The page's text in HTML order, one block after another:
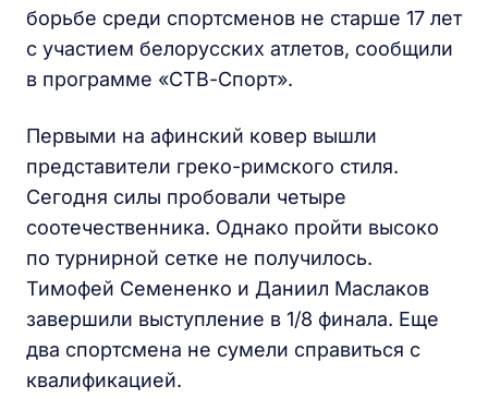
борьбе среди спортсменов не старше 17 лет
с участием белорусских атлетов, сообщили
в программе «СТВ-Спорт».
Первыми на афинский ковер вышли
представители греко-римского стиля.
Сегодня силы пробовали четыре
соотечественника. Однако пройти высоко
по турнирной сетке не получилось.
Тимофей Семененко и Даниил Маслаков
завершили выступление в 1/8 финала. Еще
два спортсмена не сумели справиться с
квалификацией.